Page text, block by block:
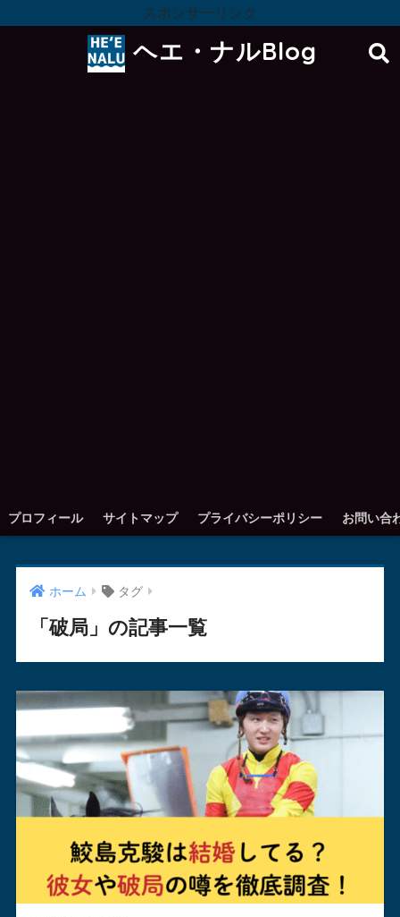
スポンサーリンク
ヘエ・ナルBlog
プロフィール サイトマップ プライバシーポリシー お問い合
ホーム タグ
「破局」の記事一覧